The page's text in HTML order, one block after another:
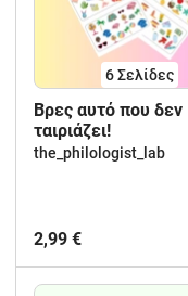
6Σελίδες
Βρες αυτό που δεν
ταιριάζει!
the_philologist_lab
2,99 €